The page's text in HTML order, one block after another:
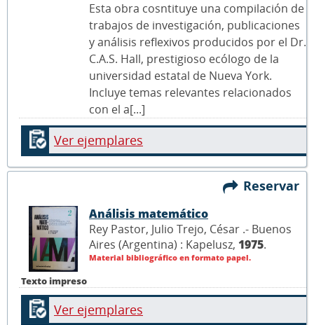
Esta obra cosntituye una compilación de
trabajos de investigación, publicaciones
y análisis reflexivos producidos por el Dr.
C.A.S. Hall, prestigioso ecólogo de la
universidad estatal de Nueva York.
Incluye temas relevantes relacionados
con el a[...]
Ver ejemplares
Reservar
Texto impreso
Análisis matemático
Rey Pastor, Julio Trejo, César .- Buenos
Aires (Argentina) : Kapelusz, 1975.
Material bibliográfico en formato papel.
Ver ejemplares